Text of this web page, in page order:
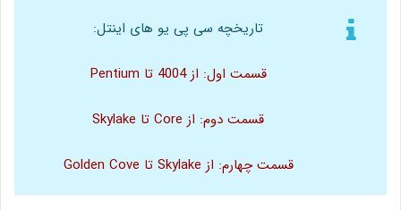
تاریخچه سی پی یو های اینتل:
قسمت اول: از 4004 تا Pentium
قسمت دوم: از Core تا Skylake
قسمت چهارم: از Skylake تا Golden Cove